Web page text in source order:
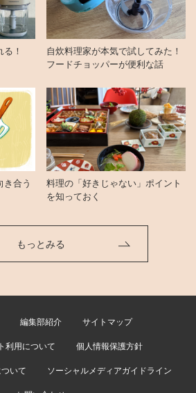
！
自炊料理家が本気で試してみた！
フードチョッパーが便利な話
き合う
料理の「好きじゃない」ポイント
を知っておく
もっとみる
編集部紹介 サイトマップ
利用について 個人情報保護方針
いて ソーシャルメディアガイドライン